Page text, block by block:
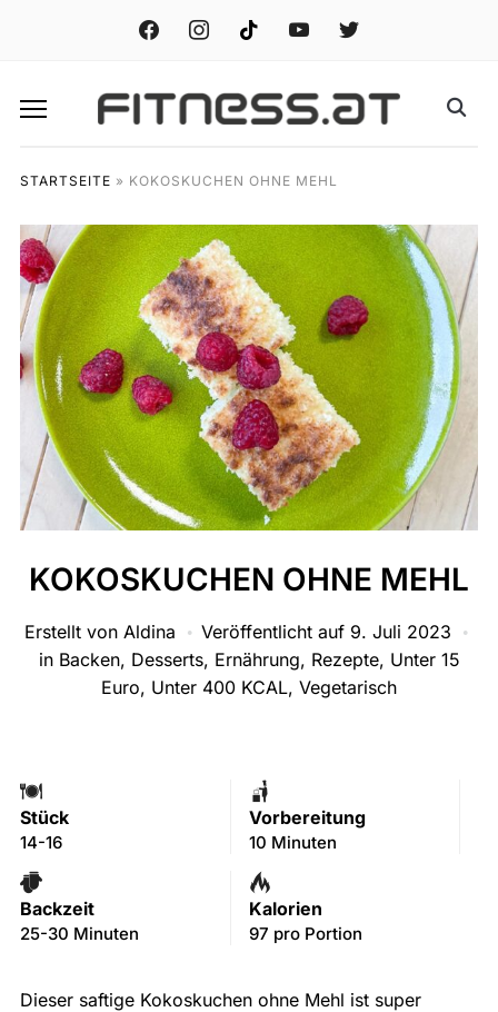
facebook instagramtiktok youtube twitter
STARTSEITE » KOKOSKUCHEN OHNE MEHL
KOKOSKUCHEN OHNE MEHL
Erstellt von Aldina Veröffentlicht auf 9. Juli 2023
in Backen, Desserts, Ernährung, Rezepte, Unter 15
Euro, Unter 400 KCAL, Vegetarisch
Stück
14-16
Vorbereitung
10 Minuten
Backzeit
25-30 Minuten
Kalorien
97 pro Portion
Dieser saftige Kokoskuchen ohne Mehl ist super